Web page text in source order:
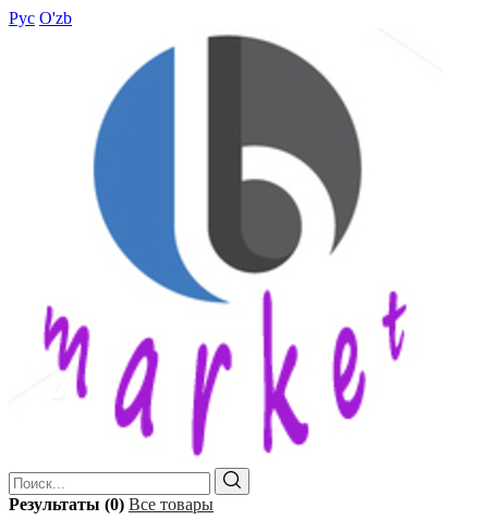
Рус O'zb
Результаты (0) Все товары